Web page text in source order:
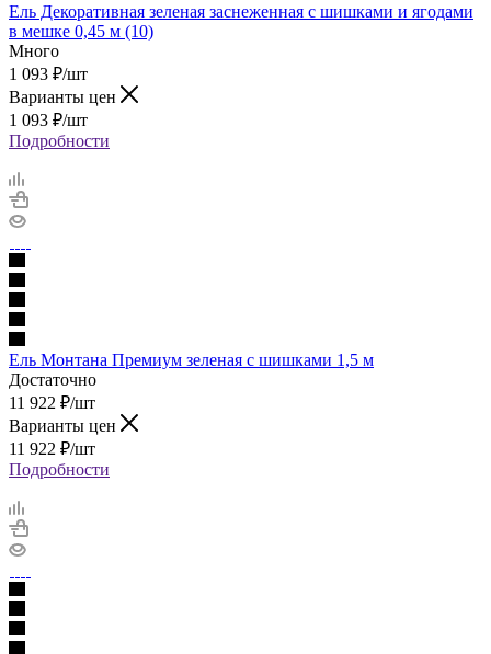
Ель Декоративная зеленая заснеженная с шишками и ягодами
в мешке 0,45 м (10)
Много
1 093 ₽/шт
Варианты цен
1 093 ₽/шт
Подробности
Ель Монтана Премиум зеленая с шишками 1,5 м
Достаточно
11 922 ₽/шт
Варианты цен
11 922 ₽/шт
Подробности